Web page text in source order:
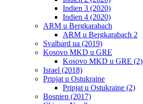
Indien 3 (2020)
Indien 4 (2020)
ARM u Bergkarabach
ARM u Bergkarabach 2
Svalbard ua (2019)
Kosovo MKD u GRE
Kosovo MKD u GRE (2)
Israel (2018)
Pripjat u Ostukraine
Pripjat u Ostukraine (2)
Bosnien (2017)